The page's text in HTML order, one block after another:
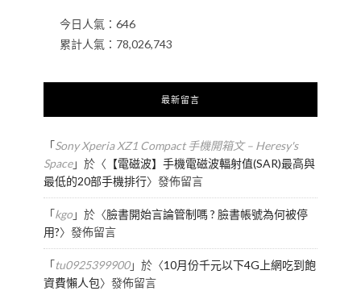
今日人氣： 646
累計人氣： 78,026,743
最新留言
「Sony Xperia XZ1 Compact 手機開箱文 – Heresy's
Space」於〈 【電磁波】手機電磁波輻射值(SAR)最高與
最低的20部手機排行〉發佈留言
「kgo」於〈臉書開始言論管制嗎 ? 臉書帳號為何被停
用?〉發佈留言
「tu0925399900」於〈10月份千元以下4G上網吃到飽
資費懶人包〉發佈留言